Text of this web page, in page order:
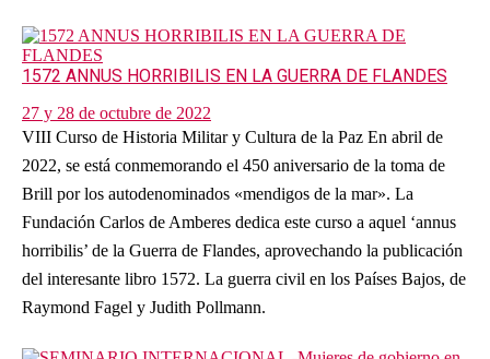
1572 ANNUS HORRIBILIS EN LA GUERRA DE FLANDES
27 y 28 de octubre de 2022
VIII Curso de Historia Militar y Cultura de la Paz En abril de
2022, se está conmemorando el 450 aniversario de la toma de
Brill por los autodenominados «mendigos de la mar». La
Fundación Carlos de Amberes dedica este curso a aquel ‘annus
horribilis’ de la Guerra de Flandes, aprovechando la publicación
del interesante libro 1572. La guerra civil en los Países Bajos, de
Raymond Fagel y Judith Pollmann.